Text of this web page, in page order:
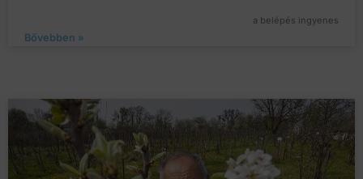
a belépés ingyenes
Bővebben »